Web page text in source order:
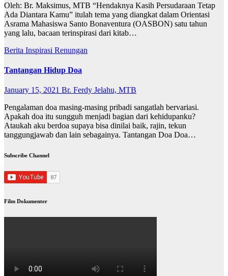
Oleh: Br. Maksimus, MTB “Hendaknya Kasih Persudaraan Tetap
Ada Diantara Kamu” itulah tema yang diangkat dalam Orientasi
Asrama Mahasiswa Santo Bonaventura (OASBON) satu tahun
yang lalu, bacaan terinspirasi dari kitab…
Berita Inspirasi Renungan
Tantangan Hidup Doa
January 15, 2021 Br. Ferdy Jelahu, MTB
Pengalaman doa masing-masing pribadi sangatlah bervariasi.
Apakah doa itu sungguh menjadi bagian dari kehidupanku?
Ataukah aku berdoa supaya bisa dinilai baik, rajin, tekun
tanggungjawab dan lain sebagainya. Tantangan Doa Doa…
Subscribe Channel
Film Dokumenter